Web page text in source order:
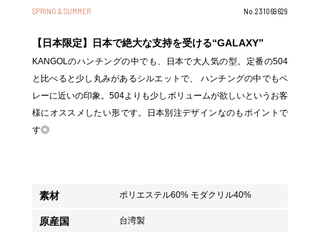
SPRING & SUMMER No.231069629
【日本限定】日本で絶大な支持を受ける“GALAXY”
KANGOLのハンチングの中でも、日本で大人気の型。定番の504
と比べると少し丸みがあるシルエットで、 ハンチングの中でもベ
レーに近いの印象。504よりも少しボリュームが欲しいというお客
様にオススメしたい形です。日本別注デザインなのもポイントで
す◎
素材 ポリエステル60% モダクリル40%
原産国 台湾製